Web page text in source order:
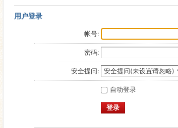
用户登录
帐号:
密码:
安全提问:
自动登录
登录